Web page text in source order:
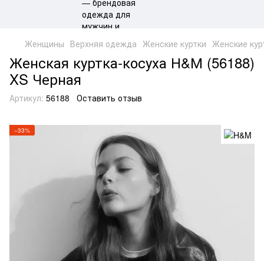
Женщины Верхняя одежда Женские куртки Женские
Женская куртка-косуха Н&М (56188)
XS Черная
Артикул: 56188 Оставить отзыв
−33%